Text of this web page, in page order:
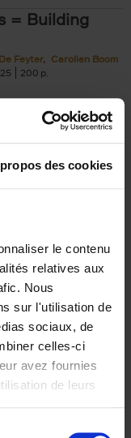
des cookies
le contenu
relatives aux
Nous
sur l'utilisation de
sociaux, de
celles-ci
avez fournies
de leurs
= Building
Feyter
Carolien Boom
200
Beyond